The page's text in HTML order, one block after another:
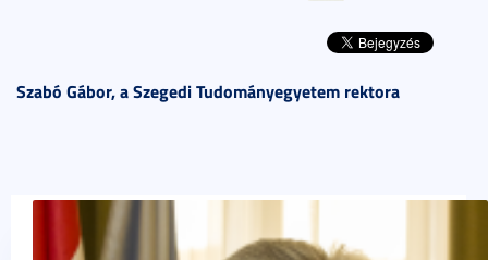
Szabó Gábor, a Szegedi Tudományegyetem rektora